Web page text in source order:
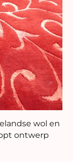
wol en
ontwerp